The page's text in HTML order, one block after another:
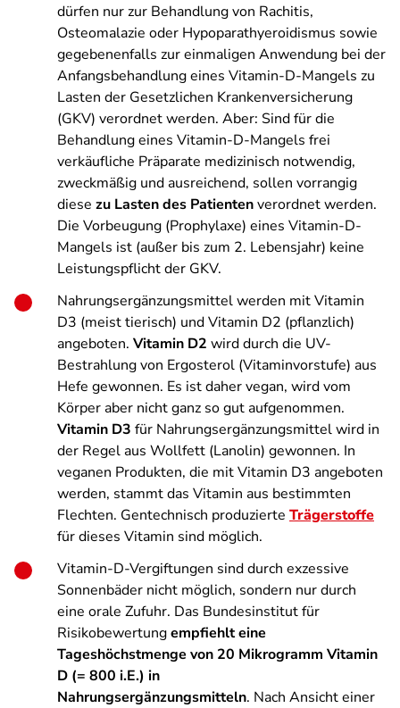
dürfen nur zur Behandlung von Rachitis,
Osteomalazie oder Hypoparathyeroidismus sowie
gegebenenfalls zur einmaligen Anwendung bei der
Anfangsbehandlung eines Vitamin-D-Mangels zu
Lasten der Gesetzlichen Krankenversicherung
(GKV) verordnet werden. Aber: Sind für die
Behandlung eines Vitamin-D-Mangels frei
verkäufliche Präparate medizinisch notwendig,
zweckmäßig und ausreichend, sollen vorrangig
diese zu Lasten des Patientenverordnet werden.
Die Vorbeugung (Prophylaxe) eines Vitamin-D-
Mangels ist (außer bis zum 2. Lebensjahr) keine
Leistungspflicht der GKV.
Nahrungsergänzungsmittel werden mit Vitamin
D3 (meist tierisch) und Vitamin D2 (pflanzlich)
angeboten. Vitamin D2 wird durch die UV-
Bestrahlung von Ergosterol (Vitaminvorstufe) aus
Hefe gewonnen. Es ist daher vegan, wird vom
Körper aber nicht ganz so gut aufgenommen.
Vitamin D3 für Nahrungsergänzungsmittel wird in
der Regel aus Wollfett (Lanolin) gewonnen. In
veganen Produkten, die mit Vitamin D3 angeboten
werden, stammt das Vitamin aus bestimmten
Flechten. Gentechnisch produzierte Trägerstoffe
für dieses Vitamin sind möglich.
Vitamin-D-Vergiftungen sind durch exzessive
Sonnenbäder nicht möglich, sondern nur durch
eine orale Zufuhr. Das Bundesinstitut für
Risikobewertungempfiehlt eine
Tageshöchstmenge von 20 Mikrogramm Vitamin
D (= 800 i.E.) in
Nahrungsergänzungsmitteln. Nach Ansicht einer